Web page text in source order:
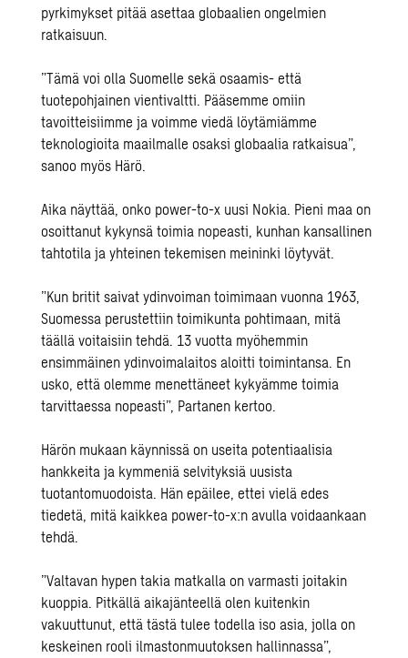
pyrkimykset pitää asettaa globaalien ongelmien
ratkaisuun.
”Tämä voi olla Suomelle sekä osaamis- että
tuotepohjainen vientivaltti. Pääsemme omiin
tavoitteisiimme ja voimme viedä löytämiämme
teknologioita maailmalle osaksi globaalia ratkaisua”,
sanoo myös Härö.
Aika näyttää, onko power-to-x uusi Nokia. Pieni maa on
osoittanut kykynsä toimia nopeasti, kunhan kansallinen
tahtotila ja yhteinen tekemisen meininki löytyvät.
”Kun britit saivat ydinvoiman toimimaan vuonna 1963,
Suomessa perustettiin toimikunta pohtimaan, mitä
täällä voitaisiin tehdä. 13 vuotta myöhemmin
ensimmäinen ydinvoimalaitos aloitti toimintansa. En
usko, että olemme menettäneet kykyämme toimia
tarvittaessa nopeasti”, Partanen kertoo.
Härön mukaan käynnissä on useita potentiaalisia
hankkeita ja kymmeniä selvityksiä uusista
tuotantomuodoista. Hän epäilee, ettei vielä edes
tiedetä, mitä kaikkea power-to-x:n avulla voidaankaan
tehdä.
”Valtavan hypen takia matkalla on varmasti joitakin
kuoppia. Pitkällä aikajänteellä olen kuitenkin
vakuuttunut, että tästä tulee todella iso asia, jolla on
keskeinen rooli ilmastonmuutoksen hallinnassa”,